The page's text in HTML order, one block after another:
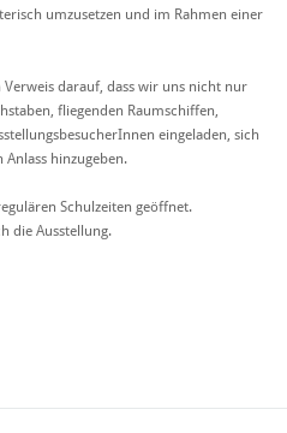
umzusetzen und im Rahmen einer
darauf, dass wir uns nicht nur
fliegenden Raumschiffen,
eingeladen, sich
hinzugeben.
Schulzeiten geöffnet.
die Ausstellung.